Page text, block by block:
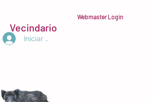
Vecindario
Webmaster Login
Iniciar sesión